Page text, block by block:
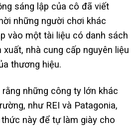
sáng lập của cô đã viết
những người chơi khác
vào một tài liệu có danh sách
nhà cung cấp nguyên liệu
thương hiệu.
rằng những công ty lớn khác
như REI và Patagonia,
này để tự làm giày cho